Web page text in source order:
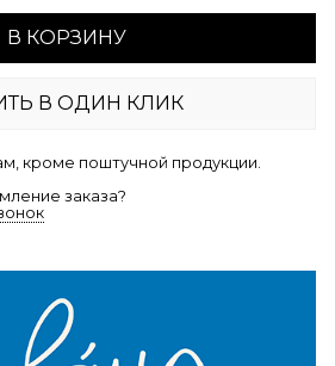
В КОРЗИНУ
В ОДИН КЛИК
кроме поштучной продукции.
заказа?